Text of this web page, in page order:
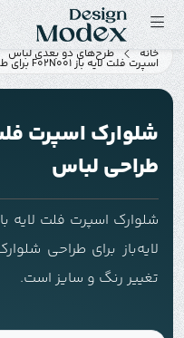
خانه طرح‌های دو بعدی لباس
اسپرت فلت لایه باز F02N001 برای طراحی لباس
طراحی لباس
لایه‌باز برای طراحی
تغییر رنگ و سایز است.